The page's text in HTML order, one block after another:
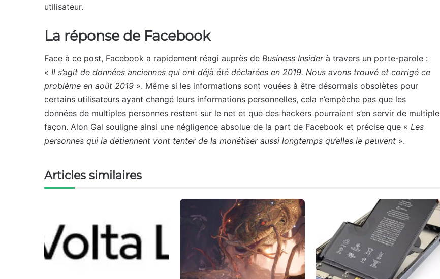
utilisateur.
La réponse de Facebook
Face à ce post, Facebook a rapidement réagi auprès de Business Insiderà travers un porte-parole :
« Il s’agit de données anciennes qui ont déjà été déclarées en 2019. Nous avons trouvé et corrigé ce
problème en août 2019 ». Même si les informations sont vouées à être désormais obsolètes pour
certains utilisateurs ayant changé leurs informations personnelles, cela n’empêche pas que les
données de multiples personnes restent sur le net et que des hackers pourraient s’en servir de multiple
façon. Alon Gal souligne ainsi une négligence absolue de la part de Facebook et précise que « Les
personnes qui la détiennent vont tenter de la monétiser aussi longtemps qu’elles le peuvent ».
Articles similaires